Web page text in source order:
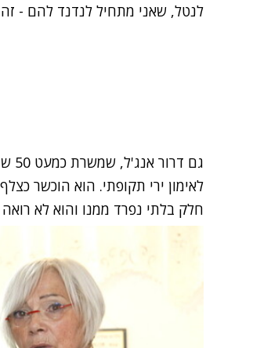
לנטל, שאני מתחיל לנדנד להם -
חלק בלתי נפרד ממנו והוא לא